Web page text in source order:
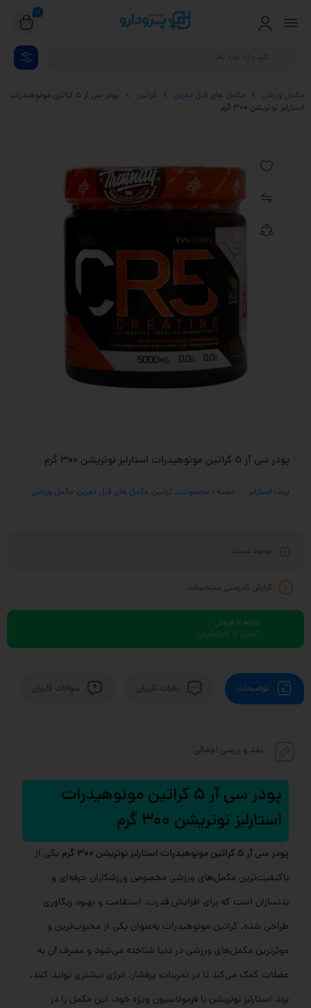
0
مکمل ورزشی مکمل های قبل تمرین کراتین
پودر سی آر 5 کراتین مونوهیدرات
استارلبز نوتریشن 300 گرم
پودر سی آر 5 کراتین مونوهیدرات استارلبز نوتریشن 300 گرم
برند: استارلبز دسته : محصولات کراتین مکمل های قبل تمرین مکمل ورزشی
موجود نیست
گزارش نادرستی مشخصات
ارتباط با فروش
تماس با کارشناسان
توضیحات نظرات کاربران سوالات کاربران
نقد و بررسی اجمالی
پودر سی آر 5 کراتین مونوهیدرات
استارلبز نوتریشن 300 گرم
پودر سی آر 5 کراتین مونوهیدرات استارلبز نوتریشن 300 گرم
یکی از
باکیفیت‌ترین مکمل‌های ورزشی مخصوص ورزشکاران حرفه‌ای و
بدنسازان است که برای افزایش قدرت، استقامت و بهبود ریکاوری
طراحی شده. کراتین مونوهیدرات به‌عنوان یکی از محبوب‌ترین و
موثرترین مکمل‌های ورزشی در دنیا شناخته می‌شود و مصرف آن به
عضلات کمک می‌کند تا در تمرینات پرفشار، انرژی بیشتری تولید کنند.
برند استارلبز نوتریشن با فرمولاسیون ویژه خود، این مکمل را در